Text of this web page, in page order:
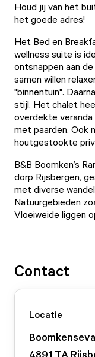
Houd jij van het
het goede adres!
Het Bed en
wellness suite is
ontsnappen aan
samen willen
"binnentuin".
stijl. Het chalet
overdekte
met paarden. Ook
houtgestookte
B&B Boomken’s
dorp Rijsbergen,
met diverse
Natuurgebieden
Vloeiweide liggen
Contact
Locatie
4891 TA